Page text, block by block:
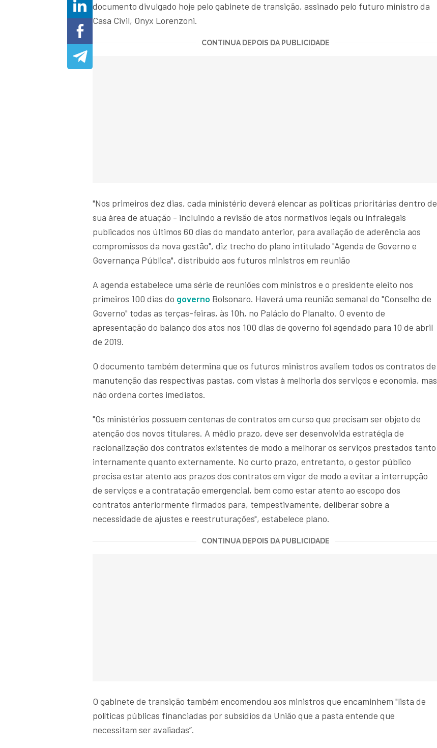
documento divulgado hoje pelo gabinete de transição, assinado pelo futuro ministro da
Casa Civil, Onyx Lorenzoni.
CONTINUA DEPOIS DA PUBLICIDADE
"Nos primeiros dez dias, cada ministério deverá elencar as políticas prioritárias dentro de
sua área de atuação - incluindo a revisão de atos normativos legais ou infralegais
publicados nos últimos 60 dias do mandato anterior, para avaliação de aderência aos
compromissos da nova gestão", diz trecho do plano intitulado "Agenda de Governo e
Governança Pública", distribuído aos futuros ministros em reunião
A agenda estabelece uma série de reuniões com ministros e o presidente eleito nos
primeiros 100 dias do governo Bolsonaro. Haverá uma reunião semanal do "Conselho de
Governo" todas as terças-feiras, às 10h, no Palácio do Planalto. O evento de
apresentação do balanço dos atos nos 100 dias de governo foi agendado para 10 de abril
de 2019.
O documento também determina que os futuros ministros avaliem todos os contratos de
manutenção das respectivas pastas, com vistas à melhoria dos serviços e economia, mas
não ordena cortes imediatos.
"Os ministérios possuem centenas de contratos em curso que precisam ser objeto de
atenção dos novos titulares. A médio prazo, deve ser desenvolvida estratégia de
racionalização dos contratos existentes de modo a melhorar os serviços prestados tanto
internamente quanto externamente. No curto prazo, entretanto, o gestor público
precisa estar atento aos prazos dos contratos em vigor de modo a evitar a interrupção
de serviços e a contratação emergencial, bem como estar atento ao escopo dos
contratos anteriormente firmados para, tempestivamente, deliberar sobre a
necessidade de ajustes e reestruturações", estabelece plano.
CONTINUA DEPOIS DA PUBLICIDADE
O gabinete de transição também encomendou aos ministros que encaminhem "lista de
políticas públicas financiadas por subsídios da União que a pasta entende que
necessitam ser avaliadas”.